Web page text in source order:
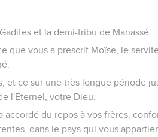
et la demi-tribu de Manassé.
que vous a prescrit Moïse, le
et ce sur une très longue période
l'Eternel, votre Dieu.
du repos à vos frères,
dans le pays qui vous